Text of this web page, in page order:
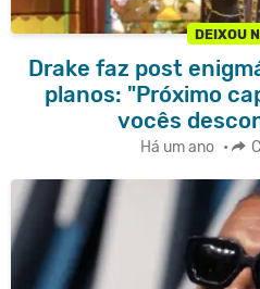
DEIXOU
Drake faz post
planos: "Próximo
vocês
Há um ano •